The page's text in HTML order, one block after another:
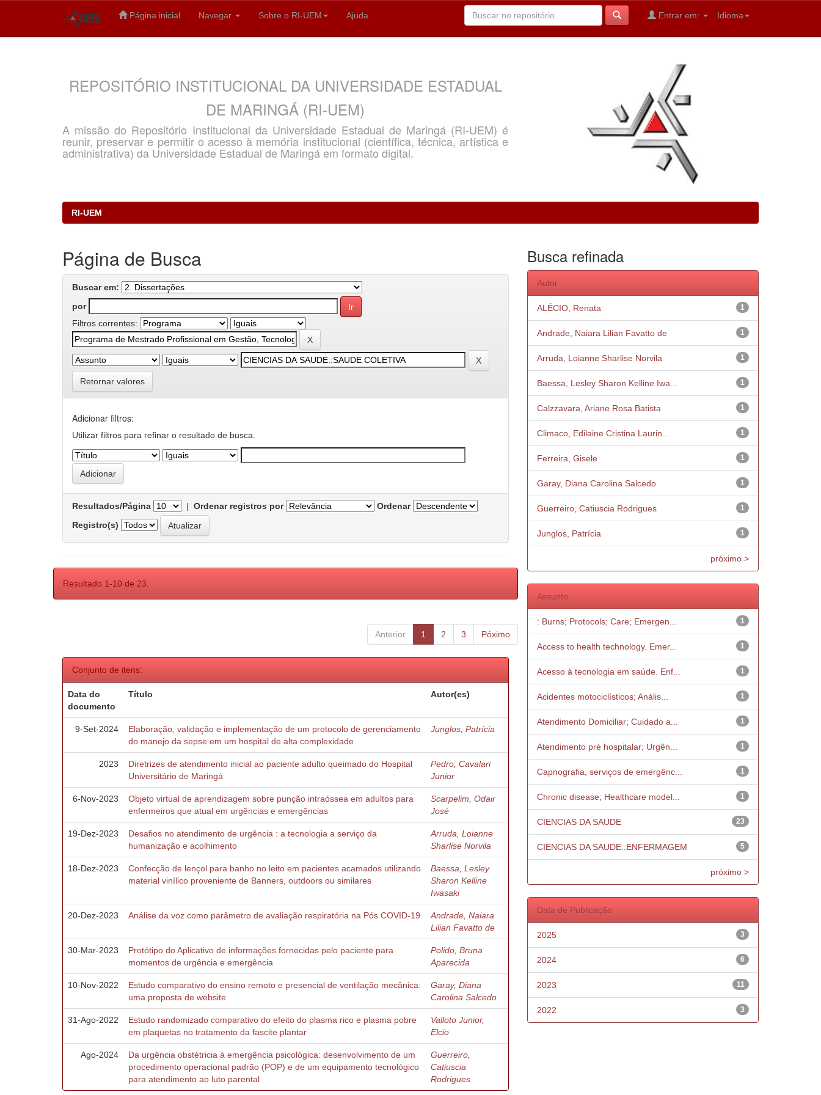
Página inicial Navegar Sobre o RI-UEM Ajuda Idioma
Entrar em:
REPOSITÓRIO INSTITUCIONAL DA UNIVERSIDADE ESTADUAL
DE MARINGÁ (RI-UEM)
A missão do Repositório Institucional da Universidade Estadual de Maringá (RI-UEM) é
reunir, preservar e permitir o acesso à memória institucional (científica, técnica, artística e
administrativa) da Universidade Estadual de Maringá em formato digital.
RI-UEM
Página de Busca
Buscar em:
por
Filtros correntes:
Retornar valores
Adicionar filtros:
Utilizar filtros para refinar o resultado de busca.
Resultados/Página | Ordenar registros por
Ordenar
Registro(s)
Resultado 1-10 de 23.
Anterior 1 2 3 Póximo
Conjunto de itens:
Data do
documento
Título Autor(es)
9-Set-2024
Elaboração, validação e implementação de um protocolo de gerenciamento
do manejo da sepse em um hospital de alta complexidade
Junglos, Patrícia
2023
Diretrizes de atendimento inicial ao paciente adulto queimado do Hospital
Universitário de Maringá
Pedro, Cavalari
Junior
6-Nov-2023
Objeto virtual de aprendizagem sobre punção intraóssea em adultos para
enfermeiros que atual em urgências e emergências
Scarpelim, Odair
José
19-Dez-2023
Desafios no atendimento de urgência : a tecnologia a serviço da
humanização e acolhimento
Arruda, Loianne
Sharlise Norvila
18-Dez-2023
Confecção de lençol para banho no leito em pacientes acamados utilizando
material vinílico proveniente de Banners, outdoors ou similares
Baessa, Lesley
Sharon Kelline
Iwasaki
20-Dez-2023 Análise da voz como parâmetro de avaliação respiratória na Pós COVID-19
Andrade, Naiara
Lilian Favatto de
30-Mar-2023
Protótipo do Aplicativo de informações fornecidas pelo paciente para
momentos de urgência e emergência
Polido, Bruna
Aparecida
10-Nov-2022
Estudo comparativo do ensino remoto e presencial de ventilação mecânica:
uma proposta de website
Garay, Diana
Carolina Salcedo
31-Ago-2022
Estudo randomizado comparativo do efeito do plasma rico e plasma pobre
em plaquetas no tratamento da fascite plantar
Valloto Junior,
Elcio
Ago-2024
Da urgência obstétricia à emergência psicológica: desenvolvimento de um
procedimento operacional padrão (POP) e de um equipamento tecnológico
para atendimento ao luto parental
Guerreiro,
Catiuscia
Rodrigues
Busca refinada
Autor
1
ALÉCIO, Renata
1
Andrade, Naiara Lilian Favatto de
1
Arruda, Loianne Sharlise Norvila
1
Baessa, Lesley Sharon Kelline Iwa...
1
Calzzavara, Ariane Rosa Batista
1
Climaco, Edilaine Cristina Laurin...
1
Ferreira, Gisele
1
Garay, Diana Carolina Salcedo
1
Guerreiro, Catiuscia Rodrigues
1
Junglos, Patrícia
próximo >
Assunto
1
: Burns; Protocols; Care; Emergen...
1
Access to health technology. Emer...
1
Acesso à tecnologia em saúde. Enf...
1
Acidentes motociclísticos; Anális...
1
Atendimento Domiciliar; Cuidado a...
1
Atendimento pré hospitalar; Urgên...
1
Capnografia, serviços de emergênc...
1
Chronic disease; Healthcare model...
23
CIENCIAS DA SAUDE
5
CIENCIAS DA SAUDE::ENFERMAGEM
próximo >
Data de Publicação
3
2025
6
2024
11
2023
3
2022